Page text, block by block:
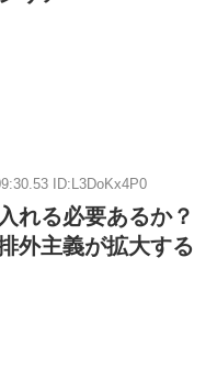
ID:L3DoKx4P0
れる必要あるか？
外主義が拡大する